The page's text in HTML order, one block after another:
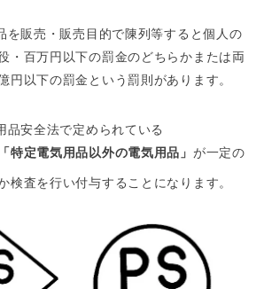
を販売・販売目的で陳列等すると個人の
・百万円以下の罰金のどちらかまたは両
円以下の罰金という罰則があります。
品安全法で定められている
特定電気用品以外の電気用品」 が一定の
検査を行い付与することになります。